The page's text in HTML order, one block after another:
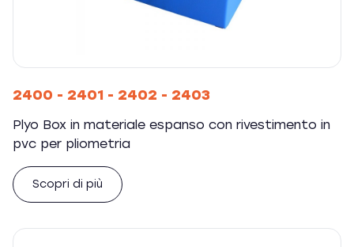
2400 - 2401 - 2402 - 2403
Plyo Box in materiale espanso con rivestimento in
pvc per pliometria
Scopri di più